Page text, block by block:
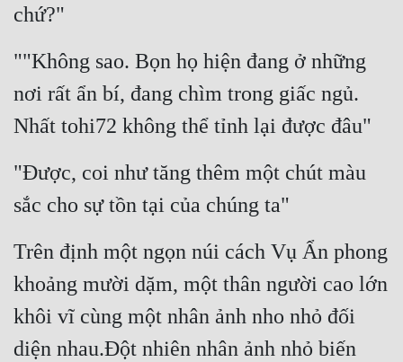
chứ?"
""Không sao. Bọn họ hiện đang ở những
nơi rất ẩn bí, đang chìm trong giấc ngủ.
Nhất tohi72 không thể tỉnh lại được đâu"
"Được, coi như tăng thêm một chút màu
sắc cho sự tồn tại của chúng ta"
Trên định một ngọn núi cách Vụ Ẩn phong
khoảng mười dặm, một thân người cao lớn
khôi vĩ cùng một nhân ảnh nho nhỏ đối
diện nhau.Đột nhiên nhân ảnh nhỏ biến